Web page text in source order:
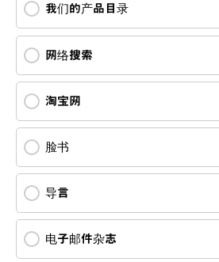
我们的产品目录
网络搜索
淘宝网
脸书
导言
电子邮件杂志